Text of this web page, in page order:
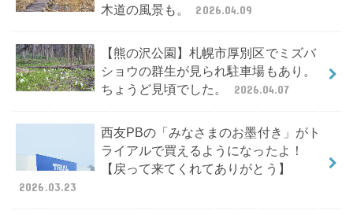
木道の風景も。
2026.04.09
【熊の沢公園】札幌市厚別区でミズバ
ショウの群生が見られ駐車場もあり。
ちょうど見頃でした。
2026.04.07
西友PBの「みなさまのお墨付き」がト
ライアルで買えるようになったよ！
【戻って来てくれてありがとう】
2026.03.23